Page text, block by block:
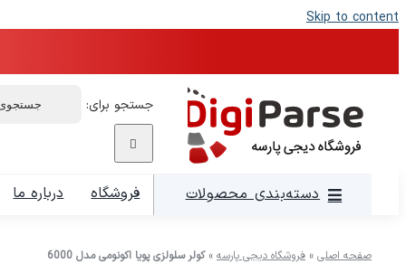
Skip to content
جستجو برای:
دسته‌بندی محصولات فروشگاه درباره ما
صفحه اصلی » فروشگاه دیجی پارسه »کولر سلولزی پویا اکونومی مدل 6000